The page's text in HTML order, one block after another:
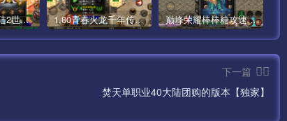
道士下山12大陆2世界僵尸传奇手游版本[白猪3] 1.80青春火龙千年传奇手游完整版[白猪5] 巅峰荣耀棒棒糖攻速单职业手游版【手游】
下一篇
焚天单职业40大陆团购的版本【独家】